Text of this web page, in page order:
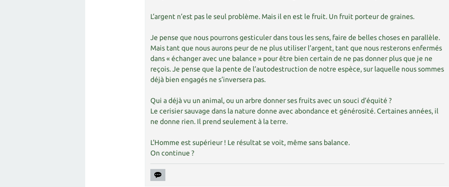
L’argent n’est pas le seul problème. Mais il en est le fruit. Un fruit porteur de graines.
Je pense que nous pourrons gesticuler dans tous les sens, faire de belles choses en parallèle.
Mais tant que nous aurons peur de ne plus utiliser l’argent, tant que nous resterons enfermés
dans « échanger avec une balance » pour être bien certain de ne pas donner plus que je ne
reçois. Je pense que la pente de l’autodestruction de notre espèce, sur laquelle nous sommes
déjà bien engagés ne s’inversera pas.
Qui a déjà vu un animal, ou un arbre donner ses fruits avec un souci d’équité ?
Le cerisier sauvage dans la nature donne avec abondance et générosité. Certaines années, il
ne donne rien. Il prend seulement à la terre.
L’Homme est supérieur ! Le résultat se voit, même sans balance.
On continue ?